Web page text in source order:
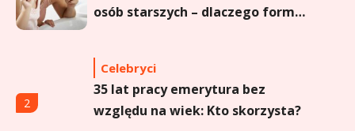
osób starszych – dlaczego forma
2
Celebryci
35 lat pracy emerytura bez
względu na wiek: Kto skorzysta?